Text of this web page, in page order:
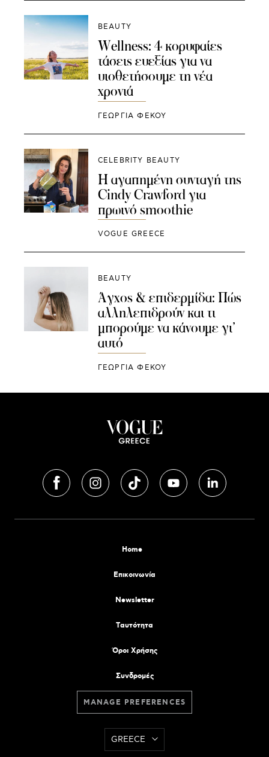
BEAUTY
Wellness: 4 κoρυφαίες
τάσεις ευεξίας για να
υιοθετήσουμε τη νέα
χρονιά
ΓΕΩΡΓΙΑ ΦΕΚΟΥ
CELEBRITY BEAUTY
Η αγαπημένη συνταγή της
Cindy Crawford για
πρωινό smoothie
VOGUE GREECE
BEAUTY
Άγχος & επιδερμίδα: Πώς
αλληλεπιδρούν και τι
μπορούμε να κάνουμε γι’
αυτό
ΓΕΩΡΓΙΑ ΦΕΚΟΥ
Home
Επικοινωνία
Newsletter
Tαυτότητα
Όροι Χρήσης
Συνδρομές
MANAGE PREFERENCES
GREECE